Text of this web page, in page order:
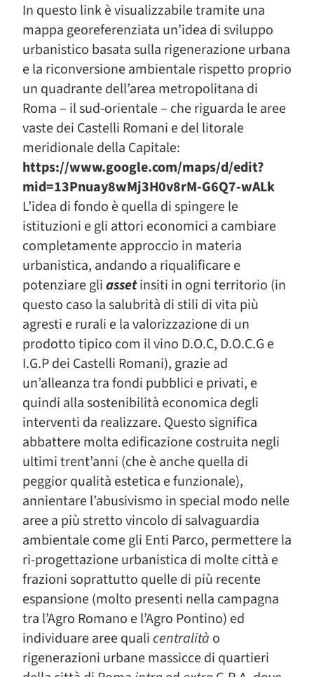
In questo link è visualizzabile tramite una
mappa georeferenziata un’idea di sviluppo
urbanistico basata sulla rigenerazione urbana
e la riconversione ambientale rispetto proprio
un quadrante dell’area metropolitana di
Roma – il sud-orientale – che riguarda le aree
vaste dei Castelli Romani e del litorale
meridionale della Capitale:
https://www.google.com/maps/d/edit?
mid=13Pnuay8wMj3H0v8rM-G6Q7-wALk
L’idea di fondo è quella di spingere le
istituzioni e gli attori economici a cambiare
completamente approccio in materia
urbanistica, andando a riqualificare e
potenziare gliassetinsiti in ogni territorio (in
questo caso la salubrità di stili di vita più
agresti e rurali e la valorizzazione di un
prodotto tipico com il vino D.O.C, D.O.C.G e
I.G.P dei Castelli Romani), grazie ad
un’alleanza tra fondi pubblici e privati, e
quindi alla sostenibilità economica degli
interventi da realizzare. Questo significa
abbattere molta edificazione costruita negli
ultimi trent’anni (che è anche quella di
peggior qualità estetica e funzionale),
annientare l’abusivismo in special modo nelle
aree a più stretto vincolo di salvaguardia
ambientale come gli Enti Parco, permettere la
ri-progettazione urbanistica di molte città e
frazioni soprattutto quelle di più recente
espansione (molto presenti nella campagna
tra l’Agro Romano e l’Agro Pontino) ed
individuare aree qualicentralità o
rigenerazioni urbane massicce di quartieri